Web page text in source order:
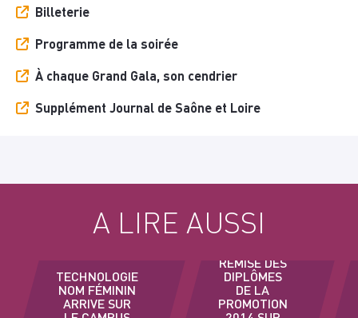
Billeterie
Programme de la soirée
À chaque Grand Gala, son cendrier
Supplément Journal de Saône et Loire
A LIRE AUSSI
TECHNOLOGIE
NOM FÉMININ
ARRIVE SUR
REMISE DES
DIPLÔMES
DE LA
PROMOTION